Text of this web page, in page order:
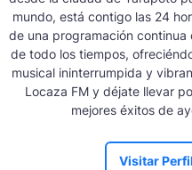
mundo, está contigo las 24
de una programación continua
de todo los tiempos,
musical ininterrumpida y
Locaza FM y déjate llevar
mejores éxitos de
Visitar Perfil